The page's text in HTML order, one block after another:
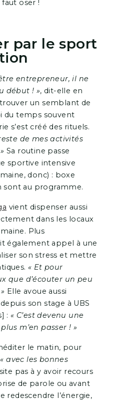
oser !
par le sport
entrepreneur, il ne
début ! », dit-elle en
un semblant de
du temps souvent
s’est créé des rituels.
de mes activités
Sa routine passe
sportive intensive
donc) : boxe
sont au programme.
vient dispenser aussi
dans les locaux
Plus
également appel à une
son stress et mettre
« Et pour
que d’écouter un peu
Elle avoue aussi
son stage à UBS
:« C’est devenu une
m’en passer ! »
le matin, pour
« avec les bonnes
pas à y avoir recours
de parole ou avant
redescendre l’énergie,